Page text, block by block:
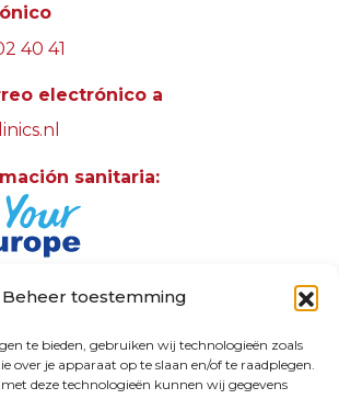
Beheer toestemming
te bieden, gebruiken wij technologieën zoals
over je apparaat op te slaan en/of te raadplegen.
deze technologieën kunnen wij gegevens
40 41
electrónico a
sanitaria:
30